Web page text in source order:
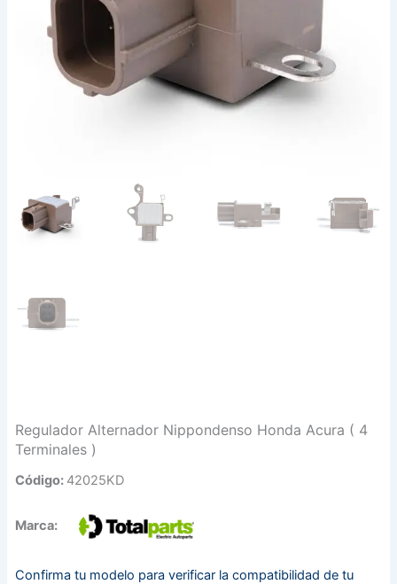
Regulador Alternador Nippondenso Honda Acura ( 4
Terminales )
Código: 42025KD
Marca:
Confirma tu modelo para verificar la compatibilidad de tu